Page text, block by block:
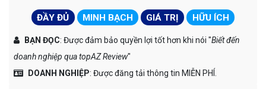
ĐẦY ĐỦ MINH BẠCH GIÁ TRỊ HỮU ÍCH
BẠN ĐỌC: Được đảm bảo quyền lợi tốt hơn khi nói "Biết đến
doanh nghiệp qua topAZ Review"
DOANH NGHIỆP: Được đăng tải thông tin MIỄN PHÍ.